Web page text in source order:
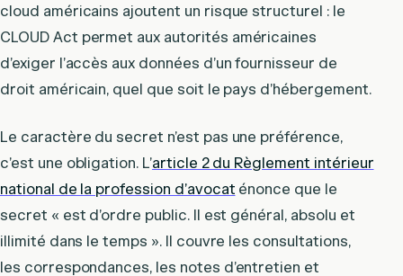
cloud américains ajoutent un risque structurel : le
CLOUD Act permet aux autorités américaines
d’exiger l’accès aux données d’un fournisseur de
droit américain, quel que soit le pays d’hébergement.
Le caractère du secret n’est pas une préférence,
c’est une obligation. L’article 2 du Règlement intérieur
national de la profession d’avocat énonce que le
secret « est d’ordre public. Il est général, absolu et
illimité dans le temps ». Il couvre les consultations,
les correspondances, les notes d’entretien et